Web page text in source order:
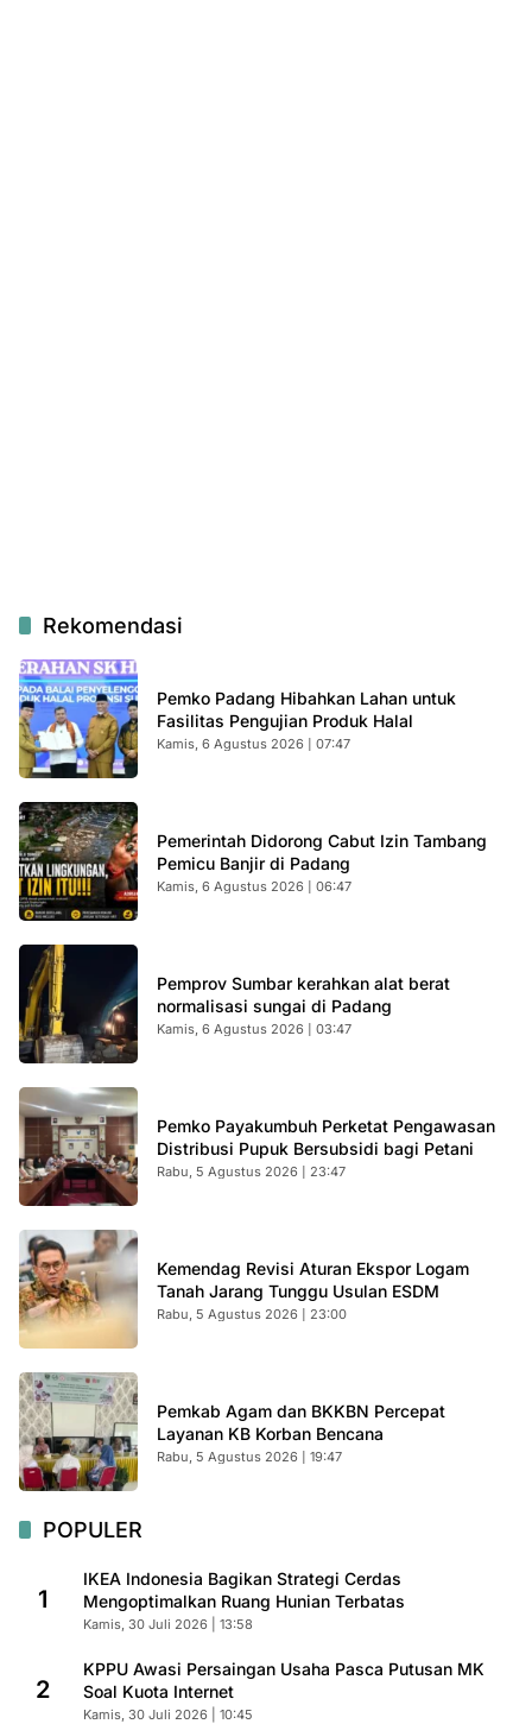
Rekomendasi
Pemko Padang Hibahkan Lahan untuk
Fasilitas Pengujian Produk Halal
Kamis, 6 Agustus 2026 | 07:47
Pemerintah Didorong Cabut Izin Tambang
Pemicu Banjir di Padang
Kamis, 6 Agustus 2026 | 06:47
Pemprov Sumbar kerahkan alat berat
normalisasi sungai di Padang
Kamis, 6 Agustus 2026 | 03:47
Pemko Payakumbuh Perketat Pengawasan
Distribusi Pupuk Bersubsidi bagi Petani
Rabu, 5 Agustus 2026 | 23:47
Kemendag Revisi Aturan Ekspor Logam
Tanah Jarang Tunggu Usulan ESDM
Rabu, 5 Agustus 2026 | 23:00
Pemkab Agam dan BKKBN Percepat
Layanan KB Korban Bencana
Rabu, 5 Agustus 2026 | 19:47
POPULER
1
IKEA Indonesia Bagikan Strategi Cerdas
Mengoptimalkan Ruang Hunian Terbatas
Kamis, 30 Juli 2026 | 13:58
2
KPPU Awasi Persaingan Usaha Pasca Putusan MK
Soal Kuota Internet
Kamis, 30 Juli 2026 | 10:45